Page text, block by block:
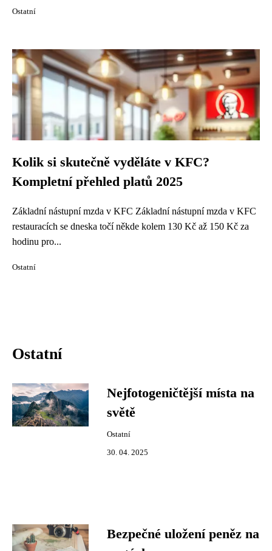
Ostatní
Kolik si skutečně vyděláte v KFC?
Kompletní přehled platů 2025
Základní nástupní mzda v KFC Základní nástupní mzda v KFC
restauracích se dneska točí někde kolem 130 Kč až 150 Kč za
hodinu pro...
Ostatní
Ostatní
Nejfotogeničtější místa na
světě
Ostatní
30. 04. 2025
Bezpečné uložení peněz na